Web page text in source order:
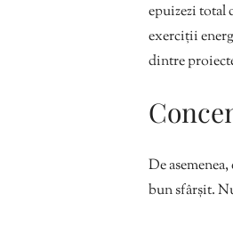
epuizezi total
exerciții
dintre
De
bun sfârșit.